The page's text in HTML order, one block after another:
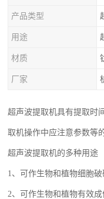
产品类型
用途
材质
厂家
超声波提取机具有提取时
取机操作中应注意参数等
超声波提取机的多种用途
1、可作生物和植物细胞破
2、可作生物和植物有效成